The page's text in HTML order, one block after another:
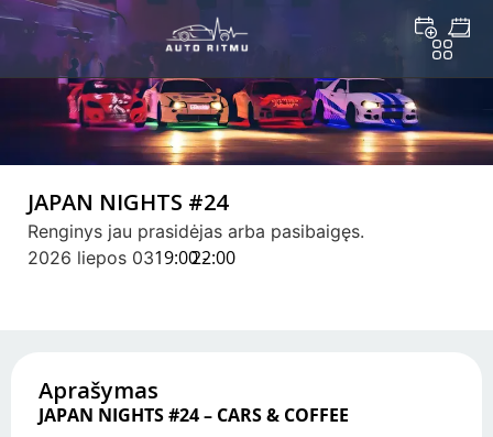
JAPAN NIGHTS #24
Renginys jau prasidėjas arba pasibaigęs.
2026 liepos 0319:00 -22:00
Aprašymas
JAPAN NIGHTS #24 – CARS & COFFEE